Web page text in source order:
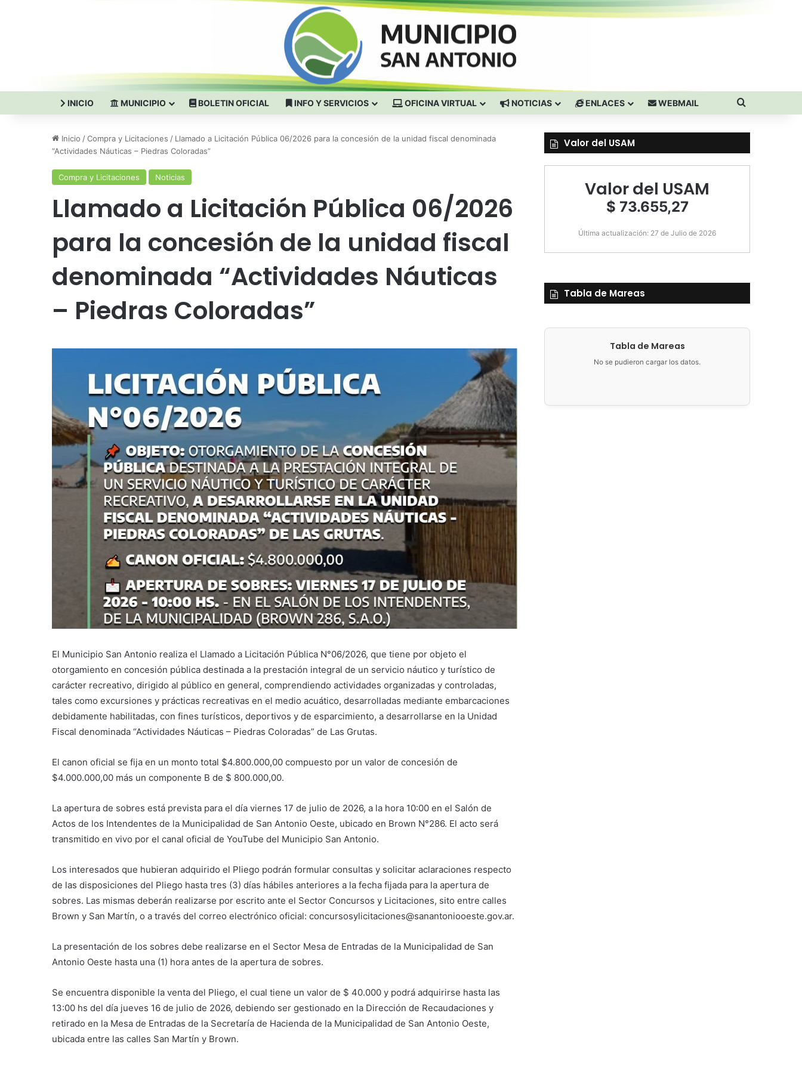
INICIO MUNICIPIO BOLETIN OFICIAL INFO Y SERVICIOS OFICINA VIRTUAL NOTICIAS ENLACES WEBMAIL Buscar por
Inicio /Compra y Licitaciones / Llamado a Licitación Pública 06/2026 para la concesión de la unidad fiscal denominada
“Actividades Náuticas – Piedras Coloradas”
Compra y Licitaciones Noticias
Llamado a Licitación Pública 06/2026
para la concesión de la unidad fiscal
denominada “Actividades Náuticas
– Piedras Coloradas”
El Municipio San Antonio realiza el Llamado a Licitación Pública N°06/2026, que tiene por objeto el
otorgamiento en concesión pública destinada a la prestación integral de un servicio náutico y turístico de
carácter recreativo, dirigido al público en general, comprendiendo actividades organizadas y controladas,
tales como excursiones y prácticas recreativas en el medio acuático, desarrolladas mediante embarcaciones
debidamente habilitadas, con fines turísticos, deportivos y de esparcimiento, a desarrollarse en la Unidad
Fiscal denominada “Actividades Náuticas – Piedras Coloradas” de Las Grutas.
El canon oficial se fija en un monto total $4.800.000,00 compuesto por un valor de concesión de
$4.000.000,00 más un componente B de $ 800.000,00.
La apertura de sobres está prevista para el día viernes 17 de julio de 2026, a la hora 10:00 en el Salón de
Actos de los Intendentes de la Municipalidad de San Antonio Oeste, ubicado en Brown N°286. El acto será
transmitido en vivo por el canal oficial de YouTube del Municipio San Antonio.
Los interesados que hubieran adquirido el Pliego podrán formular consultas y solicitar aclaraciones respecto
de las disposiciones del Pliego hasta tres (3) días hábiles anteriores a la fecha fijada para la apertura de
sobres. Las mismas deberán realizarse por escrito ante el Sector Concursos y Licitaciones, sito entre calles
Brown y San Martín, o a través del correo electrónico oficial: concursosylicitaciones@sanantoniooeste.gov.ar.
La presentación de los sobres debe realizarse en el Sector Mesa de Entradas de la Municipalidad de San
Antonio Oeste hasta una (1) hora antes de la apertura de sobres.
Se encuentra disponible la venta del Pliego, el cual tiene un valor de $ 40.000 y podrá adquirirse hasta las
13:00 hs del día jueves 16 de julio de 2026, debiendo ser gestionado en la Dirección de Recaudaciones y
retirado en la Mesa de Entradas de la Secretaría de Hacienda de la Municipalidad de San Antonio Oeste,
ubicada entre las calles San Martín y Brown.
Valor del USAM
Valor del USAM
$ 73.655,27
Última actualización: 27 de Julio de 2026
Tabla de Mareas
Tabla de Mareas
No se pudieron cargar los datos.